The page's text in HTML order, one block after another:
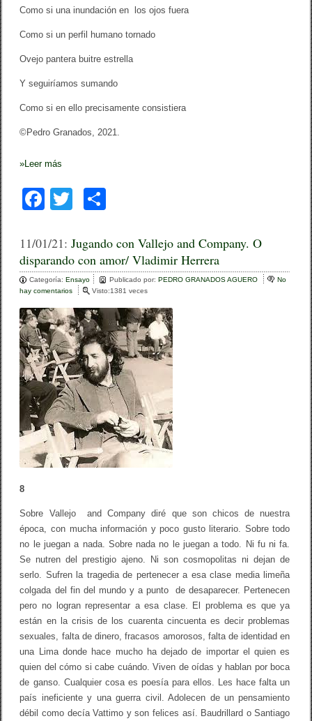
Como si una inundación en los ojos fuera
Como si un perfil humano tornado
Ovejo pantera buitre estrella
Y seguiríamos sumando
Como si en ello precisamente consistiera
©Pedro Granados, 2021.
»Leer más
F
c
e
b
o
o
k
tt
er
m
p
ar
tir
11/01/21:Jugando con Vallejo and Company. O
disparando con amor/ Vladimir Herrera
Categoría:Ensayo Publicado por:PEDRO GRANADOS AGUERO
No
hay comentarios
J
u
g
a
n
d
o
c
o
n
V
a
l
l
e
n
o
m
p
n
y
O
d
p
a
n
Visto:1381 veces
8
Sobre Vallejo and Company diré que son chicos de nuestra
época, con mucha información y poco gusto literario. Sobre todo
no le juegan a nada. Sobre nada no le juegan a todo. Ni fu ni fa.
Se nutren del prestigio ajeno. Ni son cosmopolitas ni dejan de
serlo. Sufren la tragedia de pertenecer a esa clase media limeña
colgada del fin del mundo y a punto de desaparecer. Pertenecen
pero no logran representar a esa clase. El problema es que ya
están en la crisis de los cuarenta cincuenta es decir problemas
sexuales, falta de dinero, fracasos amorosos, falta de identidad en
una Lima donde hace mucho ha dejado de importar el quien es
quien del cómo si cabe cuándo. Viven de oídas y hablan por boca
de ganso. Cualquier cosa es poesía para ellos. Les hace falta un
país ineficiente y una guerra civil. Adolecen de un pensamiento
débil como decía Vattimo y son felices así. Baudrillard o Santiago